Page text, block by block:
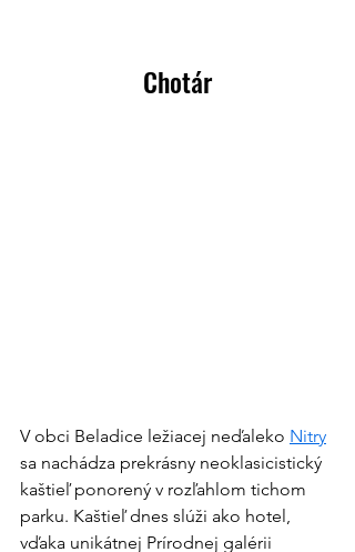
Chotár
V obci Beladice ležiacej neďaleko Nitry
sa nachádza prekrásny neoklasicistický
kaštieľ ponorený v rozľahlom tichom
parku. Kaštieľ dnes slúži ako hotel,
vďaka unikátnej Prírodnej galérii